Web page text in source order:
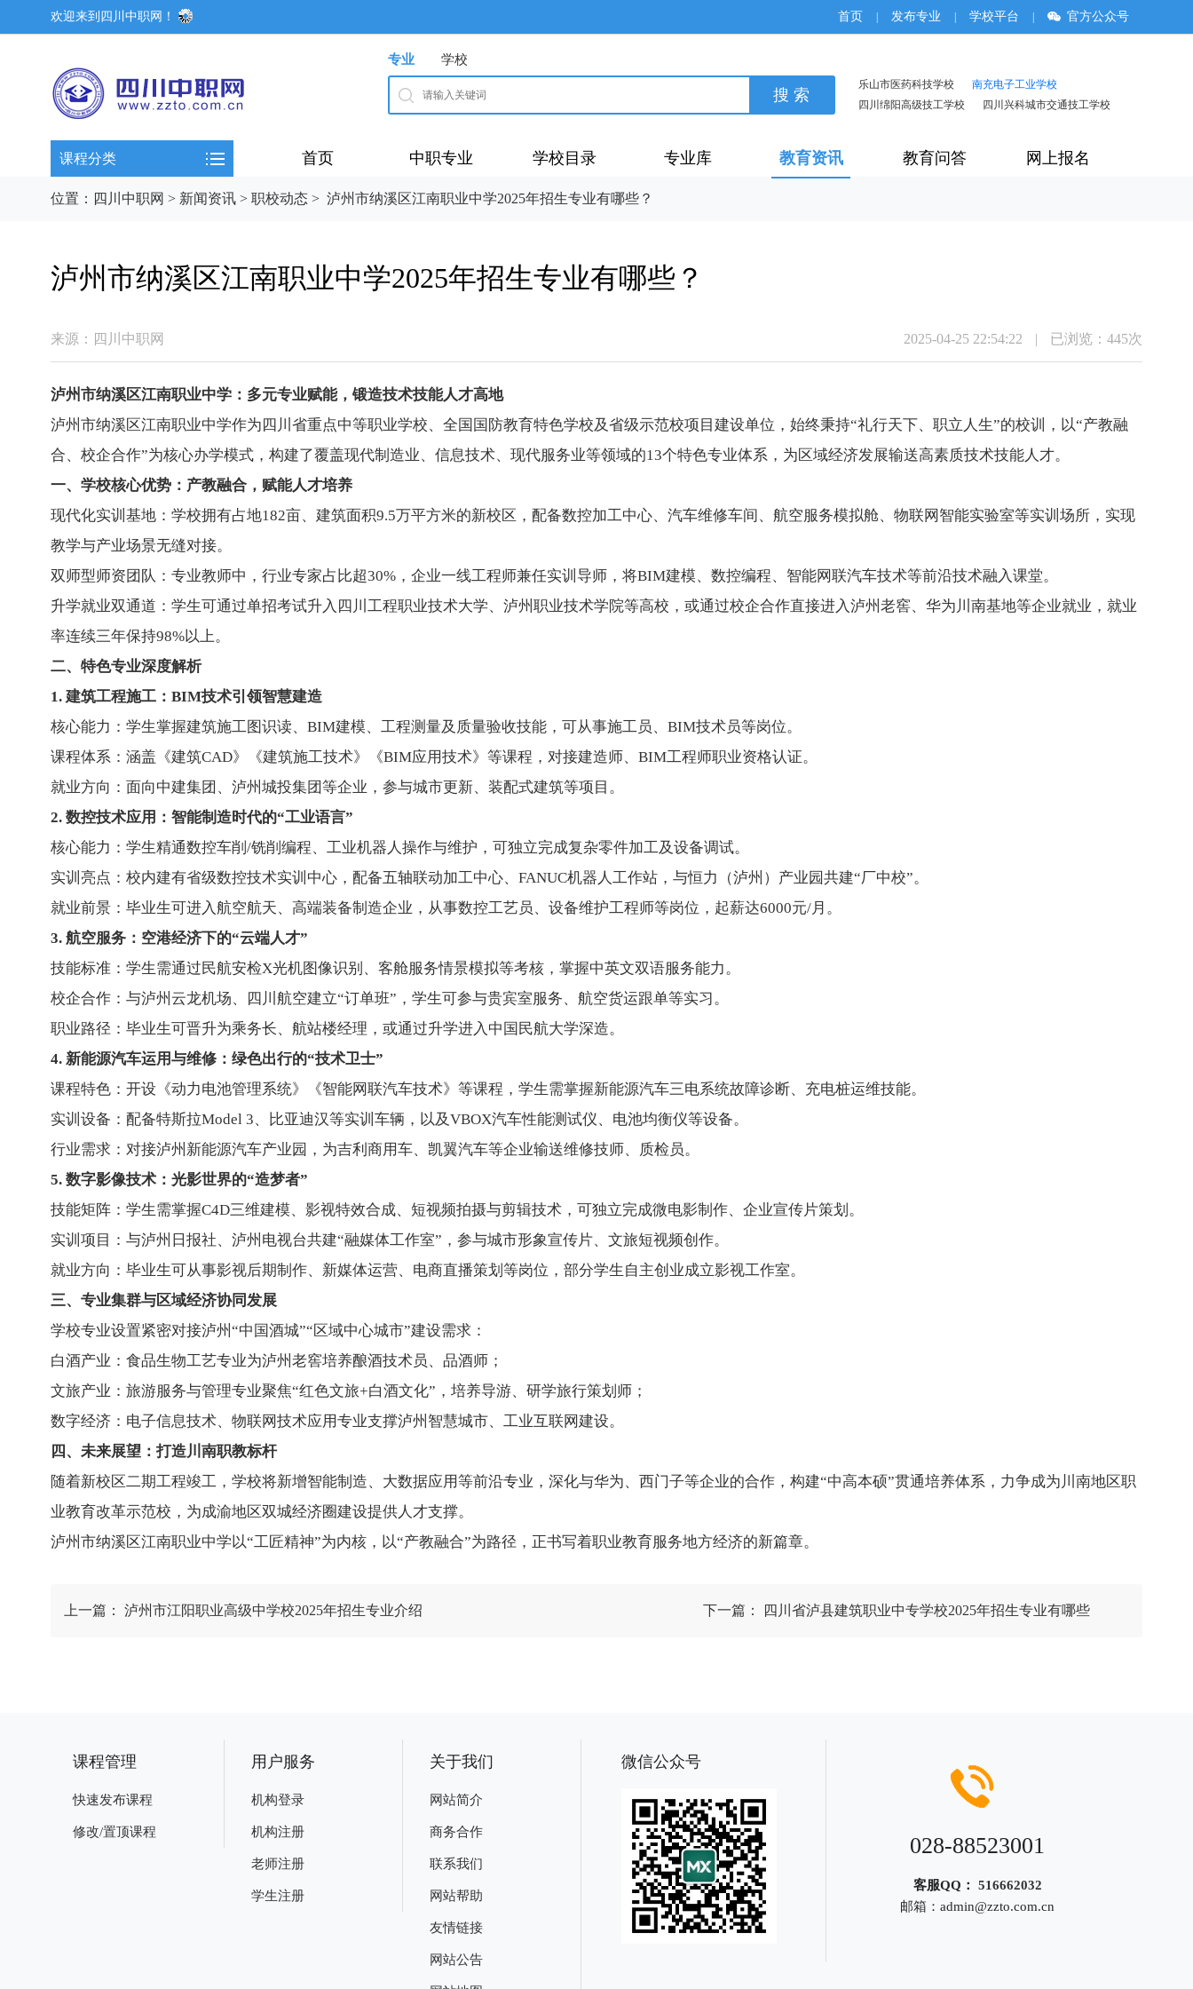
欢迎来到四川中职网！ 首页 发布专业 学校平台 官方公众号
专业 学校
乐山市医药科技学校
南充电子工业学校
四川绵阳高级技工学校
四川兴科城市交通技工学校
课程分类 首页 中职专业 学校目录 专业库 教育资讯 教育问答 网上报名
位置： 四川中职网 > 新闻资讯 > 职校动态 > 泸州市纳溪区江南职业中学2025年招生专业有哪些？
泸州市纳溪区江南职业中学2025年招生专业有哪些？
来源： 四川中职网 2025-04-25 22:54:22 | 已浏览： 445次
泸州市纳溪区江南职业中学：多元专业赋能，锻造技术技能人才高地
泸州市纳溪区江南职业中学作为四川省重点中等职业学校、全国国防教育特色学校及省级示范校项目建设单位，始终秉持“礼行天下、职立人生”的校训，以“产教融
合、校企合作”为核心办学模式，构建了覆盖现代制造业、信息技术、现代服务业等领域的13个特色专业体系，为区域经济发展输送高素质技术技能人才。
一、学校核心优势：产教融合，赋能人才培养
现代化实训基地：学校拥有占地182亩、建筑面积9.5万平方米的新校区，配备数控加工中心、汽车维修车间、航空服务模拟舱、物联网智能实验室等实训场所，实现
教学与产业场景无缝对接。
双师型师资团队：专业教师中，行业专家占比超30%，企业一线工程师兼任实训导师，将BIM建模、数控编程、智能网联汽车技术等前沿技术融入课堂。
升学就业双通道：学生可通过单招考试升入四川工程职业技术大学、泸州职业技术学院等高校，或通过校企合作直接进入泸州老窖、华为川南基地等企业就业，就业
率连续三年保持98%以上。
二、特色专业深度解析
1. 建筑工程施工：BIM技术引领智慧建造
核心能力：学生掌握建筑施工图识读、BIM建模、工程测量及质量验收技能，可从事施工员、BIM技术员等岗位。
课程体系：涵盖《建筑CAD》《建筑施工技术》《BIM应用技术》等课程，对接建造师、BIM工程师职业资格认证。
就业方向：面向中建集团、泸州城投集团等企业，参与城市更新、装配式建筑等项目。
2. 数控技术应用：智能制造时代的“工业语言”
核心能力：学生精通数控车削/铣削编程、工业机器人操作与维护，可独立完成复杂零件加工及设备调试。
实训亮点：校内建有省级数控技术实训中心，配备五轴联动加工中心、FANUC机器人工作站，与恒力（泸州）产业园共建“厂中校”。
就业前景：毕业生可进入航空航天、高端装备制造企业，从事数控工艺员、设备维护工程师等岗位，起薪达6000元/月。
3. 航空服务：空港经济下的“云端人才”
技能标准：学生需通过民航安检X光机图像识别、客舱服务情景模拟等考核，掌握中英文双语服务能力。
校企合作：与泸州云龙机场、四川航空建立“订单班”，学生可参与贵宾室服务、航空货运跟单等实习。
职业路径：毕业生可晋升为乘务长、航站楼经理，或通过升学进入中国民航大学深造。
4. 新能源汽车运用与维修：绿色出行的“技术卫士”
课程特色：开设《动力电池管理系统》《智能网联汽车技术》等课程，学生需掌握新能源汽车三电系统故障诊断、充电桩运维技能。
实训设备：配备特斯拉Model 3、比亚迪汉等实训车辆，以及VBOX汽车性能测试仪、电池均衡仪等设备。
行业需求：对接泸州新能源汽车产业园，为吉利商用车、凯翼汽车等企业输送维修技师、质检员。
5. 数字影像技术：光影世界的“造梦者”
技能矩阵：学生需掌握C4D三维建模、影视特效合成、短视频拍摄与剪辑技术，可独立完成微电影制作、企业宣传片策划。
实训项目：与泸州日报社、泸州电视台共建“融媒体工作室”，参与城市形象宣传片、文旅短视频创作。
就业方向：毕业生可从事影视后期制作、新媒体运营、电商直播策划等岗位，部分学生自主创业成立影视工作室。
三、专业集群与区域经济协同发展
学校专业设置紧密对接泸州“中国酒城”“区域中心城市”建设需求：
白酒产业：食品生物工艺专业为泸州老窖培养酿酒技术员、品酒师；
文旅产业：旅游服务与管理专业聚焦“红色文旅+白酒文化”，培养导游、研学旅行策划师；
数字经济：电子信息技术、物联网技术应用专业支撑泸州智慧城市、工业互联网建设。
四、未来展望：打造川南职教标杆
随着新校区二期工程竣工，学校将新增智能制造、大数据应用等前沿专业，深化与华为、西门子等企业的合作，构建“中高本硕”贯通培养体系，力争成为川南地区职
业教育改革示范校，为成渝地区双城经济圈建设提供人才支撑。
泸州市纳溪区江南职业中学以“工匠精神”为内核，以“产教融合”为路径，正书写着职业教育服务地方经济的新篇章。
上一篇： 泸州市江阳职业高级中学校2025年招生专业介绍 下一篇： 四川省泸县建筑职业中专学校2025年招生专业有哪些
课程管理
快速发布课程
修改/置顶课程
用户服务
机构登录
机构注册
老师注册
学生注册
关于我们
网站简介
商务合作
联系我们
网站帮助
友情链接
网站公告
微信公众号
028-88523001
客服QQ： 516662032
邮箱： admin@zzto.com.cn